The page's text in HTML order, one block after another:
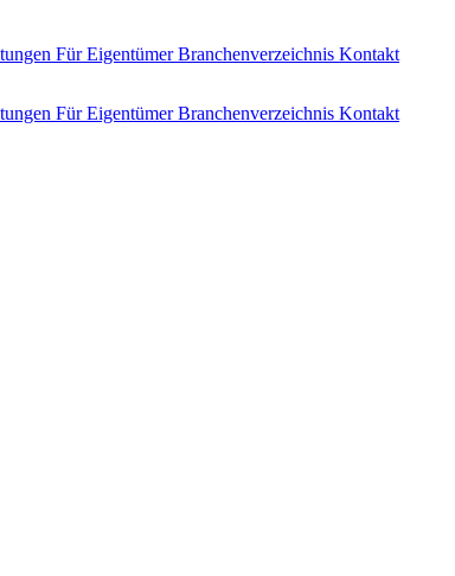
Für EigentümerBranchenverzeichnis Kontakt
Für EigentümerBranchenverzeichnis Kontakt